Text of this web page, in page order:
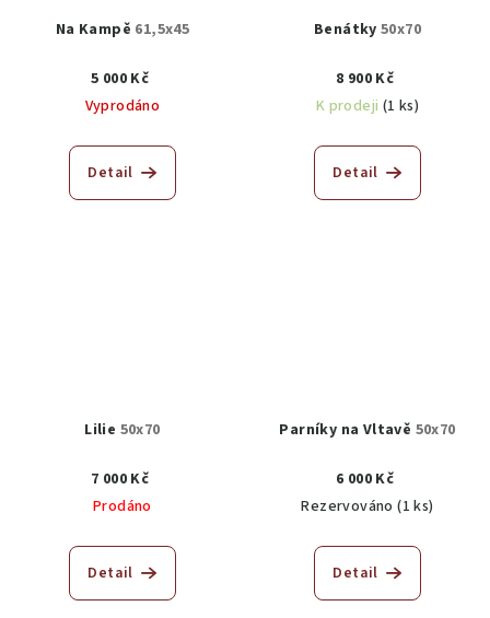
Na Kampě 61,5x45
5 000 Kč
Vyprodáno
Detail
Benátky50x70
8 900 Kč
K prodeji (1 ks)
Detail
Lilie 50x70
7 000 Kč
Prodáno
Detail
Parníky na Vltavě 50x70
6 000 Kč
Rezervováno(1 ks)
Detail